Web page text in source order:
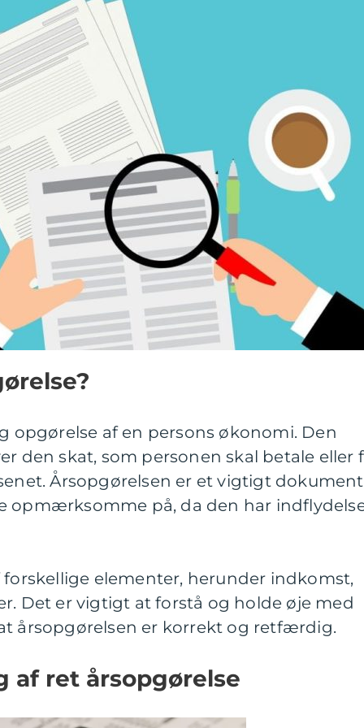
opgørelse af en persons økonomi. Den
den skat, som personen skal betale eller
Årsopgørelsen er et vigtigt
opmærksomme på, da den har
elementer, herunder indkomst,
Det er vigtigt at forstå og holde øje med
årsopgørelsen er korrekt og retfærdig.
af ret årsopgørelse